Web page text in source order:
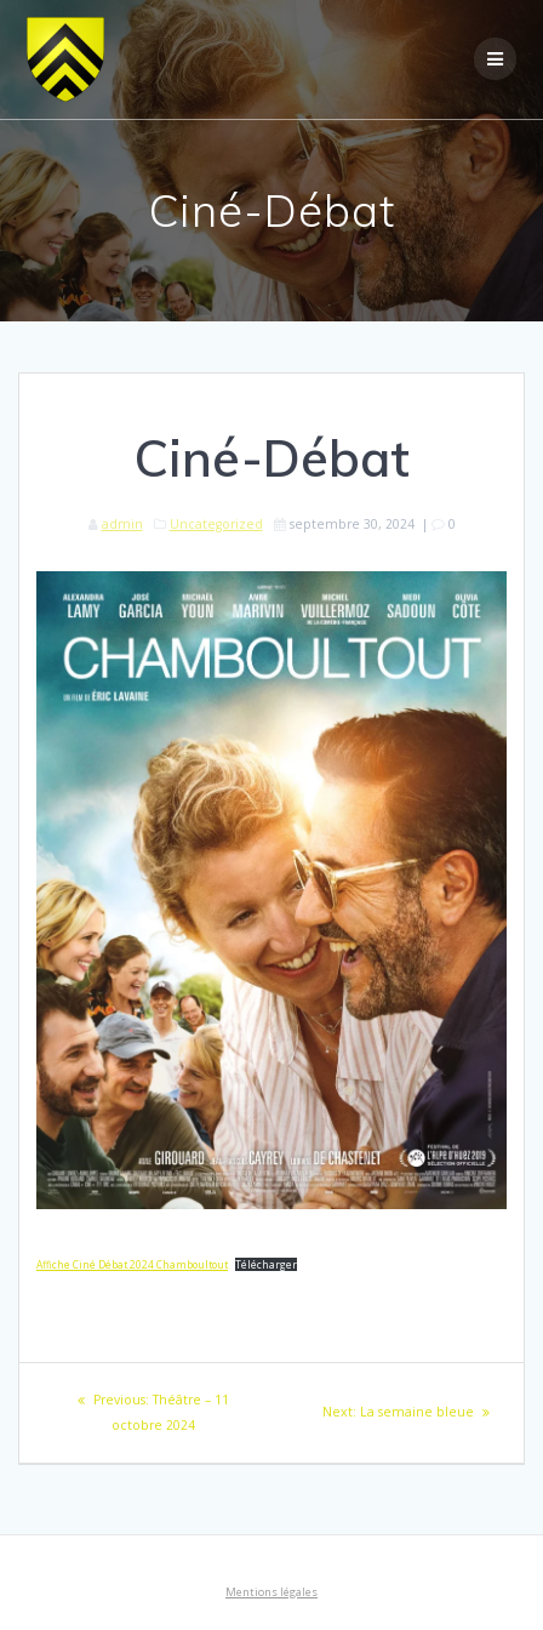
to
content
Ciné-Débat
Ciné-Débat
admin Uncategorized septembre 30, 2024| 0
Affiche Ciné Débat 2024 Chamboultout Télécharger
Navigation
Previous: Previous
post:
Théâtre – 11
octobre 2024
Next: Next
La semaine bleue
Mentions légales